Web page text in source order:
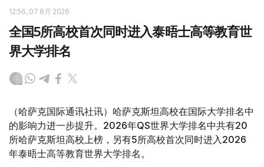
12:56, 07 8月 2026
全国5所高校首次同时进入泰晤士高等教育世
界大学排名
（哈萨克国际通讯社讯）哈萨克斯坦高校在国际大学排名中
的影响力进一步提升。2026年QS世界大学排名中共有20
所哈萨克斯坦高校上榜，另有5所高校首次同时进入2026
年泰晤士高等教育世界大学排名。